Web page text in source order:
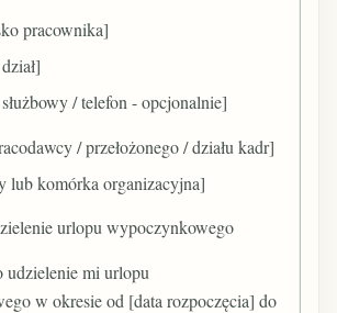
pracownika]
/ telefon - opcjonalnie]
/ przełożonego / działu kadr]
lub komórka organizacyjna]
urlopu wypoczynkowego
udzielenie mi urlopu
w okresie od [data rozpoczęcia] do